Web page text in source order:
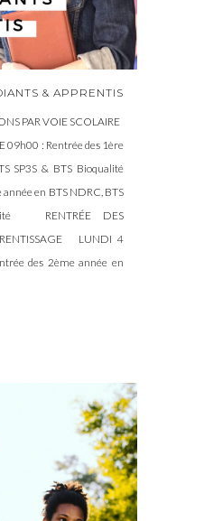
& APPRENTIS
PAR VOIE SCOLAIRE
09h00 : Rentrée des 1ère
SP3S & BTS Bioqualité
en BTS NDRC, BTS
RENTRÉE DES
LUNDI 4
des 2ème année en